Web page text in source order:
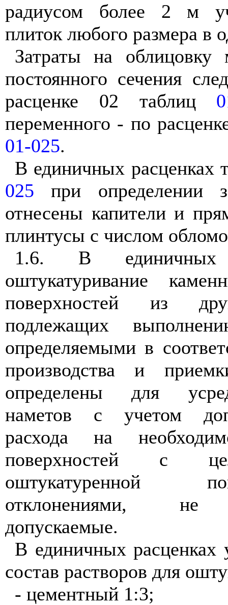
радиусом более 2 м
плиток любого размера в
Затраты на облицовку
постоянного сечения
расценке 02 таблиц
переменного - по
01-025.
В единичных расценках
025 при определении
отнесены капители и
плинтусы с числом
1.6. В единичных
оштукатуривание
поверхностей из
подлежащих
определяемыми в
производства и
определены для
наметов с учетом
расхода на
поверхностей с
оштукатуренной
отклонениями, не
допускаемые.
В единичных
состав растворов для
- цементный 1:3;